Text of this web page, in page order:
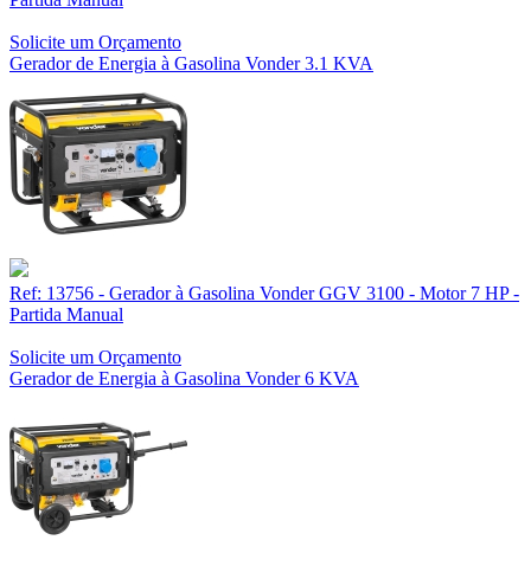
Solicite um Orçamento
Gerador de Energia à Gasolina Vonder 3.1 KVA
Ref: 13756 - Gerador à Gasolina Vonder GGV 3100 - Motor 7 HP -
Partida Manual
Solicite um Orçamento
Gerador de Energia à Gasolina Vonder 6 KVA